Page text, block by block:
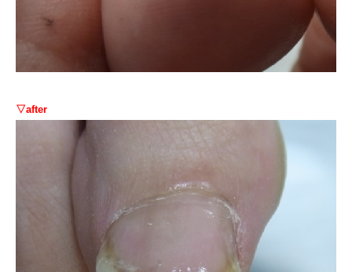
▽after